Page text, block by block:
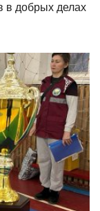
в добрых делах